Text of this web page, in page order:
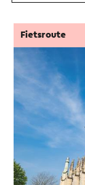
Fietsroute